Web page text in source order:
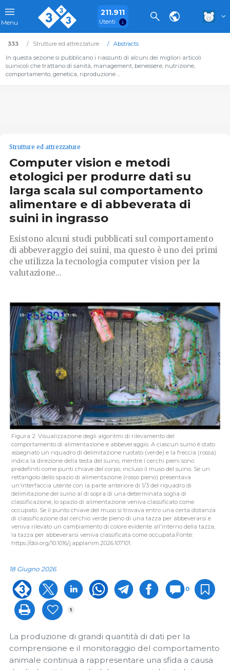
Menu
211.911
Utenti
333 Strutture ed attrezzature
Abstracts
In questa sezione si pubblicano i riassunti di alcuni dei migliori articoli
suinicoli che trattano di sanità, management, benessere, nutrizione,
comportamento, genetica, riproduzione ...
Strutture ed attrezzature
Computer vision e metodi
etologici per produrre dati su
larga scala sul comportamento
alimentare e di abbeverata di
suini in ingrasso
Esistono alcuni studi pubblicati sul comportamento
di abbeveraggio dei suini, ma questo è uno dei primi
che utilizza la tecnologia computer vision per la
valutazione...
Figura 2. Visualizzazione degli algoritmi di rilevamento del
comportamento di alimentazione e abbeveraggio. A ciascun suino è stato
assegnato un riquadro di delimitazione ruotato (verde) e la freccia (rossa)
indica la direzione della testa del suino, mentre i cerchi pieni sono
predefiniti come punti chiave del corpo, incluso il muso del suino. Se un
rettangolo dello spazio di alimentazione (rosso pieno) presentava
un'interfaccia utente con la parte anteriore di 1/3 del riquadro di
delimitazione del suino al di sopra di una determinata soglia di
classificazione, lo spazio di alimentazione veniva classificato come
occupato. Se il punto chiave del muso si trovava entro una certa distanza
di classificazione dal cerchio verde pieno di una tazza per abbeverarsi e
veniva rilevato un cambiamento di colore evidente all'interno della tazza,
la tazza per abbeverarsi veniva classificata come occupata.Fonte:
https://doi.org/10.1016/j.applanim.2026.107101.
18 Giugno 2026
0
1
La produzione di grandi quantità di dati per la
comprensione e il monitoraggio del comportamento
animale continua a rappresentare una sfida a causa